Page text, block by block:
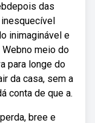
das
inimaginável e
Webno meio do
para longe do
da casa, sem a
conta de que a.
bree e